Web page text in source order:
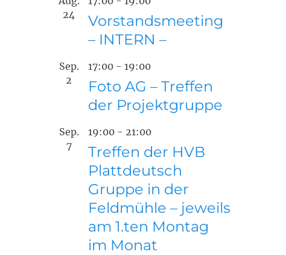
24
Vorstandsmeeting
– INTERN –
Sep.
2
17:00 - 19:00
Foto AG – Treffen
der Projektgruppe
Sep.
7
19:00 - 21:00
Treffen der HVB
Plattdeutsch
Gruppe in der
Feldmühle – jeweils
am 1.ten Montag
im Monat